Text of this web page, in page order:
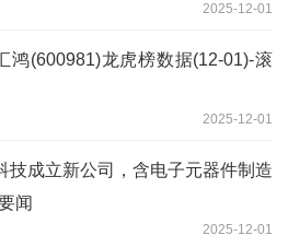
2025-12-01
鸿(600981)龙虎榜数据(12-01)-滚
2025-12-01
技成立新公司，含电子元器件制造
闻
2025-12-01